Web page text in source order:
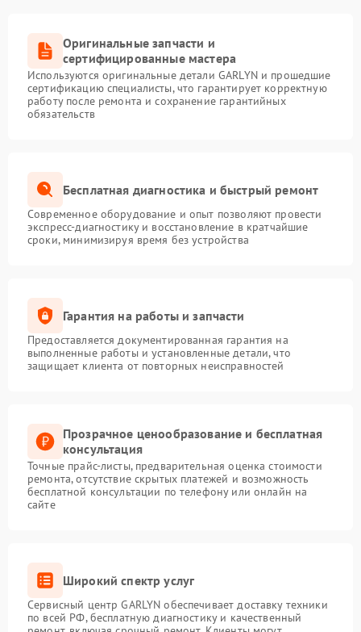
Оригинальные запчасти и
сертифицированные мастера
Используются оригинальные детали GARLYN и прошедшие
сертификацию специалисты, что гарантирует корректную
работу после ремонта и сохранение гарантийных
обязательств
Бесплатная диагностика и быстрый ремонт
Современное оборудование и опыт позволяют провести
экспресс-диагностику и восстановление в кратчайшие
сроки, минимизируя время без устройства
Гарантия на работы и запчасти
Предоставляется документированная гарантия на
выполненные работы и установленные детали, что
защищает клиента от повторных неисправностей
Прозрачное ценообразование и бесплатная
консультация
Точные прайс-листы, предварительная оценка стоимости
ремонта, отсутствие скрытых платежей и возможность
бесплатной консультации по телефону или онлайн на
сайте
Широкий спектр услуг
Сервисный центр GARLYN обеспечивает доставку техники
по всей РФ, бесплатную диагностику и качественный